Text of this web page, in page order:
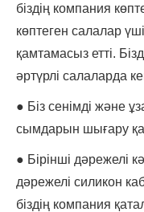
біздің компания
көптеген салалар
қамтамасыз етті.
әртүрлі салаларда
● Біз сенімді және
сымдарын шығару
● Бірінші дәрежелі
дәрежелі силикон
біздің компания